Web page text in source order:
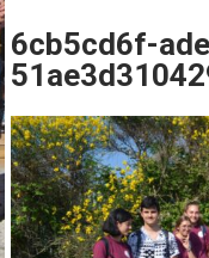
6cb5cd6f-